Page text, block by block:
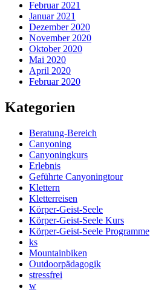
Februar 2021
Januar 2021
Dezember 2020
November 2020
Oktober 2020
Mai 2020
April 2020
Februar 2020
Kategorien
Beratung-Bereich
Canyoning
Canyoningkurs
Erlebnis
Geführte Canyoningtour
Klettern
Kletterreisen
Körper-Geist-Seele
Körper-Geist-Seele Kurs
Körper-Geist-Seele Programme
ks
Mountainbiken
Outdoorpädagogik
stressfrei
w